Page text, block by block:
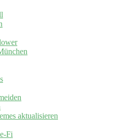
aktualisieren
Fi